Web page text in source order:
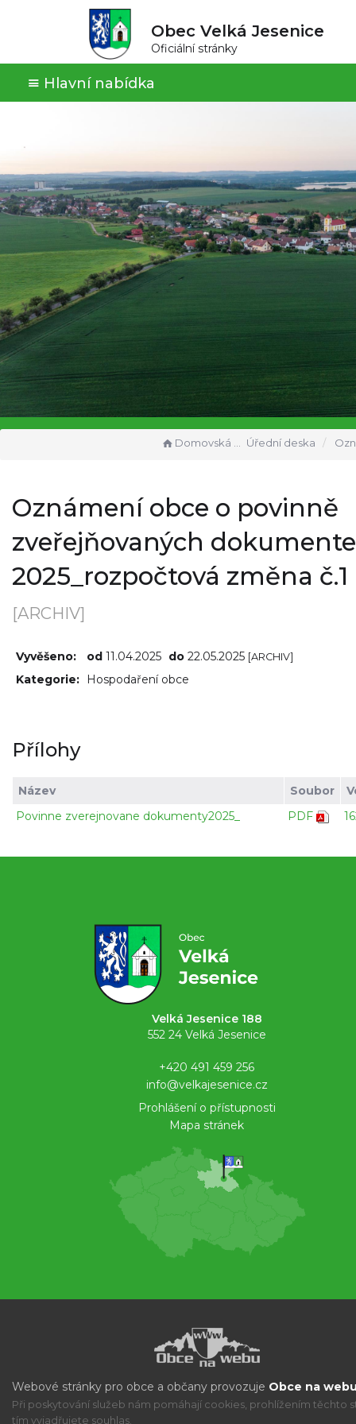
Obec Velká Jesenice
Oficiální stránky
Hlavní nabídka
Domovská stránka Úřední deska Oznámení obce o povinně
Oznámení obce o povinně
zveřejňovaných
2025_rozpočtová změna č.1
[ARCHIV]
Vyvěšeno: od 11.04.2025 do 22.05.2025 [ARCHIV]
Kategorie: Hospodaření obce
Přílohy
Název Soubor
Povinne zverejnovane dokumenty2025_
PDF
Velká Jesenice 188
552 24 Velká Jesenice
+420 491 459 256
info@velkajesenice.cz
Prohlášení o přístupnosti
Mapa stránek
Webové stránky pro obce a občany provozuje Obce na
Při poskytování služeb nám pomáhají cookies, prohlížením těchto
tím vyjadřujete souhlas.